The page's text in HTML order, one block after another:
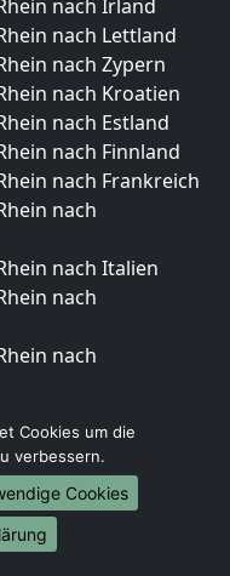
nach Irland
nach Lettland
nach Zypern
nach Kroatien
nach Estland
nach Finnland
nach Frankreich
nach
nach Italien
nach
nach
nach Norwegen
nach Berlin
Cookies um die
verbessern.
Cookies